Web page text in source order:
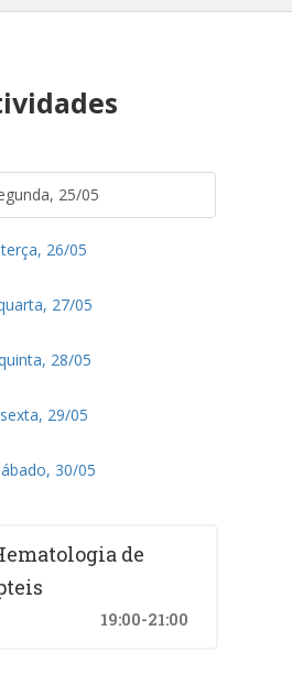
25/05
terça, 26/05
27/05
28/05
sexta, 29/05
30/05
de
19:00-21:00